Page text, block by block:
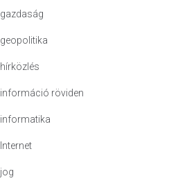
gazdaság
geopolitika
hírközlés
információ röviden
informatika
Internet
jog